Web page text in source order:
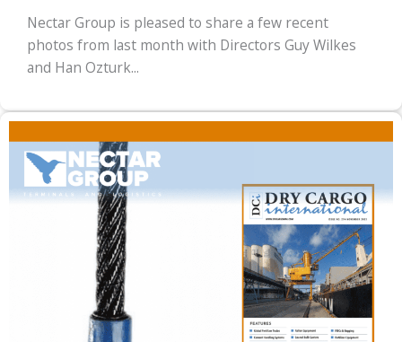
Nectar Group is pleased to share a few recent
photos from last month with Directors Guy Wilkes
and Han Ozturk...